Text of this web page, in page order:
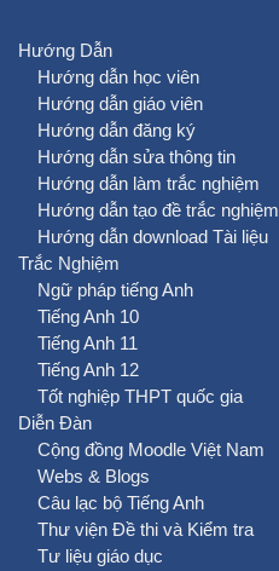
Hướng Dẫn
Hướng dẫn học viên
Hướng dẫn giáo viên
Hướng dẫn đăng ký
Hướng dẫn sửa thông tin
Hướng dẫn làm trắc nghiệm
Hướng dẫn tạo đề trắc nghiệm
Hướng dẫn download Tài liệu
Trắc Nghiệm
Ngữ pháp tiếng Anh
Tiếng Anh 10
Tiếng Anh 11
Tiếng Anh 12
Tốt nghiệp THPT quốc gia
Diễn Đàn
Cộng đồng Moodle Việt Nam
Webs & Blogs
Câu lạc bộ Tiếng Anh
Thư viện Đề thi và Kiểm tra
Tư liệu giáo dục